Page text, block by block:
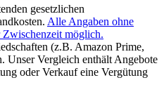
gesetzlichen
Alle Angaben ohne
möglich.
(z.B. Amazon Prime,
Unser Vergleich enthält Angebote
oder Verkauf eine Vergütung